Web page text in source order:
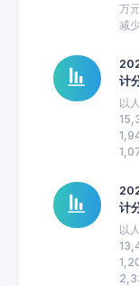
万
减
计
以
计
以